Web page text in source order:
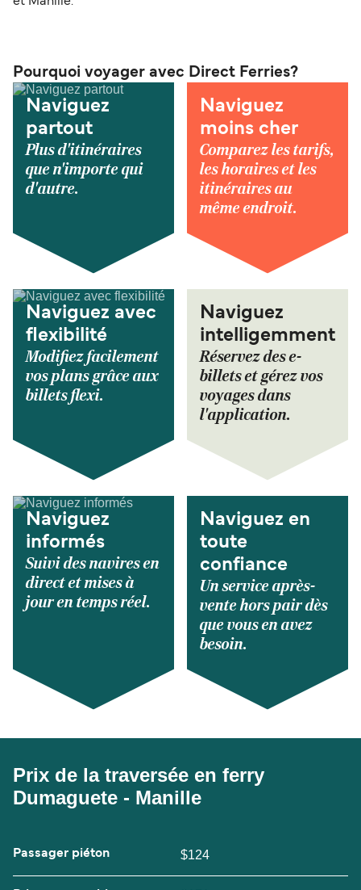
Pourquoi voyager avec Direct Ferries?
Naviguez
partout
Plus d'itinéraires
que n'importe qui
d'autre.
Naviguez
moins cher
Comparez les tarifs,
les horaires et les
itinéraires au
même endroit.
Naviguez avec
flexibilité
Modifiez facilement
vos plans grâce aux
billets flexi.
Naviguez
intelligemment
Réservez des e-
billets et gérez vos
voyages dans
l'application.
Naviguez
informés
Suivi des navires en
direct et mises à
jour en temps réel.
Naviguez en
toute
confiance
Un service après-
vente hors pair dès
que vous en avez
besoin.
Prix de la traversée en ferry
Dumaguete - Manille
Passager piéton $124